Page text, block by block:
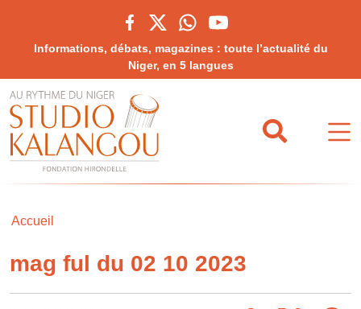
Informations, débats, magazines : toute l’actualité du
Niger, en 5 langues
Accueil
mag ful du 02 10 2023